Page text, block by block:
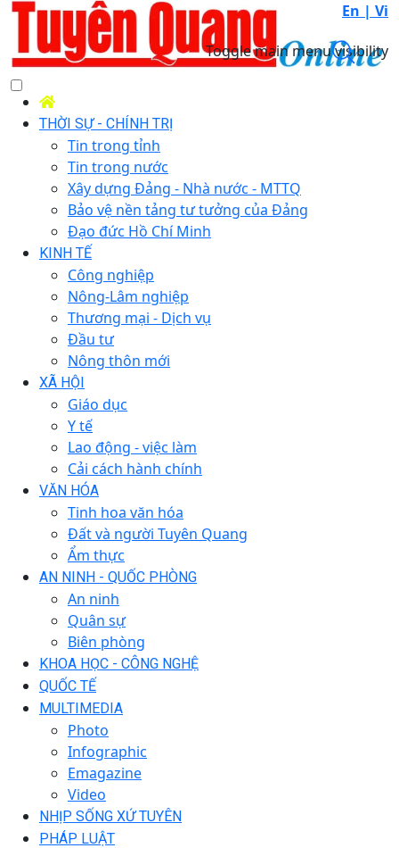
En | Vi
Toggle main menu visibility
THỜI SỰ - CHÍNH TRỊ
Tin trong tỉnh
Tin trong nước
Xây dựng Đảng - Nhà nước - MTTQ
Bảo vệ nền tảng tư tưởng của Đảng
Đạo đức Hồ Chí Minh
KINH TẾ
Công nghiệp
Nông-Lâm nghiệp
Thương mại - Dịch vụ
Đầu tư
Nông thôn mới
XÃ HỘI
Giáo dục
Y tế
Lao động - việc làm
Cải cách hành chính
VĂN HÓA
Tinh hoa văn hóa
Đất và người Tuyên Quang
Ẩm thực
AN NINH - QUỐC PHÒNG
An ninh
Quân sự
Biên phòng
KHOA HỌC - CÔNG NGHỆ
QUỐC TẾ
MULTIMEDIA
Photo
Infographic
Emagazine
Video
NHỊP SỐNG XỨ TUYÊN
PHÁP LUẬT